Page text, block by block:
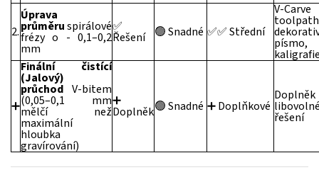
2.
Úprava
průměruspirálové
frézy o - 0,1–0,2
mm
✅
Řešení 🟢 Snadné ✅✅ Střední
V-Carve
písmo,
➕
Finální čistící
(Jalový)
průchod V-bitem
(0,05–0,1 mm
mělčí než
maximální
hloubka
gravírování)
➕
Doplněk🟢 Snadné ➕ Doplňkové
řešení